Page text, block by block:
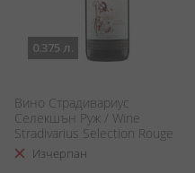
0.375 л.
Вино Страдивариус
Селекшън Руж / Wine
Stradivarius Selection Rouge
Изчерпан